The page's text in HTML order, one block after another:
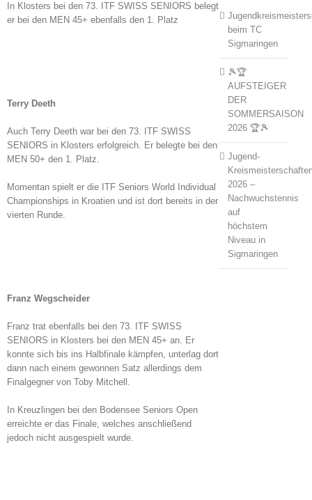
In Klosters bei den 73. ITF SWISS SENIORS belegt
er bei den MEN 45+ ebenfalls den 1. Platz
Terry Deeth
Auch Terry Deeth war bei den 73. ITF SWISS
SENIORS in Klosters erfolgreich. Er belegte bei den
MEN 50+ den 1. Platz.
Momentan spielt er die ITF Seniors World Individual
Championships in Kroatien und ist dort bereits in der
vierten Runde.
Franz Wegscheider
Franz trat ebenfalls bei den 73. ITF SWISS
SENIORS in Klosters bei den MEN 45+ an. Er
konnte sich bis ins Halbfinale kämpfen, unterlag dort
dann nach einem gewonnen Satz allerdings dem
Finalgegner von Toby Mitchell.
In Kreuzlingen bei den Bodensee Seniors Open
erreichte er das Finale, welches anschließend
jedoch nicht ausgespielt wurde.
beim TC
Sigmaringen
🎾🏆
AUFSTEIGER
DER
SOMMERSAISON
2026 🏆🎾
Jugend-
2026 –
Nachwuchstennis
auf
höchstem
Niveau in
Sigmaringen